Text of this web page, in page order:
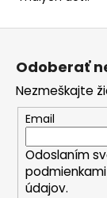
Odoberať
Nezmeškajte
Email
Odoslaním
údajov.